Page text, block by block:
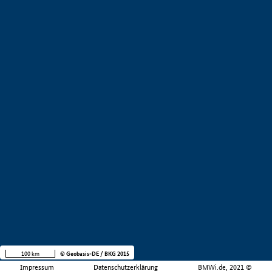
Impressum Datenschutzerklärung BMWi.de, 2021 ©
100 km © Geobasis-DE / BKG 2015